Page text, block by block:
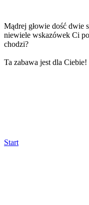
Mądrej głowie dość dwie
niewiele wskazówek Ci
chodzi?
Ta zabawa jest dla Ciebie!
Start